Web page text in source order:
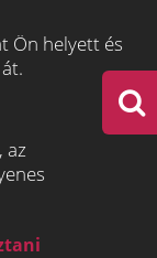
Ön helyett és
az